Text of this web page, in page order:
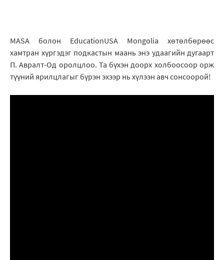
MASA болон EducationUSA Mongolia хөтөлбөрөөс
хамтран хүргэдэг подкастын маань энэ удаагийн дугаарт
П. Авралт-Од оролцлоо. Та бүхэн доорх холбоосоор орж
түүний ярилцлагыг бүрэн эхээр нь хүлээн авч сонсоорой!